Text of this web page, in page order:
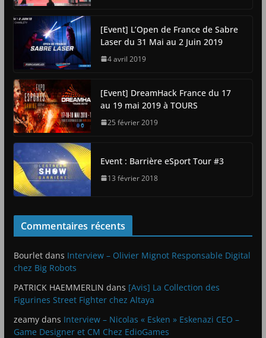
[Event] L’Open de France de Sabre
Laser du 31 Mai au 2 Juin 2019
4 avril 2019
[Event] DreamHack France du 17
au 19 mai 2019 à TOURS
25 février 2019
Event : Barrière eSport Tour #3
13 février 2018
Commentaires récents
Bourletdans Interview – Olivier Mignot Responsable Digital
chez Big Robots
PATRICK HAEMMERLIN dans [Avis] La Collection des
Figurines Street Fighter chez Altaya
zeamydans Interview – Nicolas « Esken » Eskenazi CEO –
Game Designer et CM Chez EdioGames